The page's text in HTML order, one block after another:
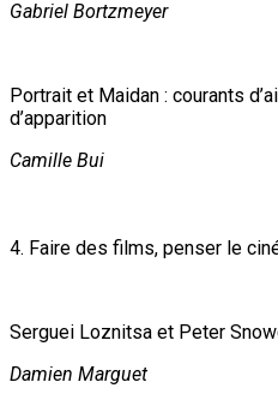
Gabriel Bortzmeyer
Portrait et Maidan : courants
d’apparition
Camille Bui
4. Faire des films, penser le
Serguei Loznitsa et Peter
Damien Marguet